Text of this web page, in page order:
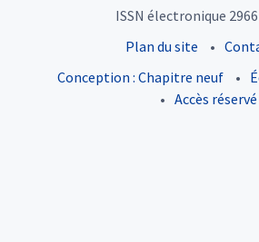
ISSN électronique
Plan du site
Conception : Chapitre neuf
Accès réservé